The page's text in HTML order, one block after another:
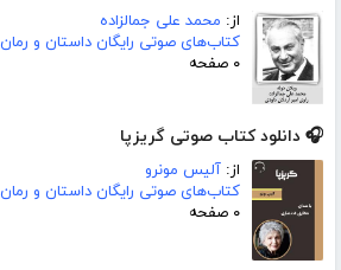
از: محمد علی جمالزاده
کتاب‌های صوتی رایگان داستان و رمان
۰ صفحه
🎧 دانلود کتاب صوتی گریزپا
از: آلیس مونرو
کتاب‌های صوتی رایگان داستان و رمان
۰ صفحه